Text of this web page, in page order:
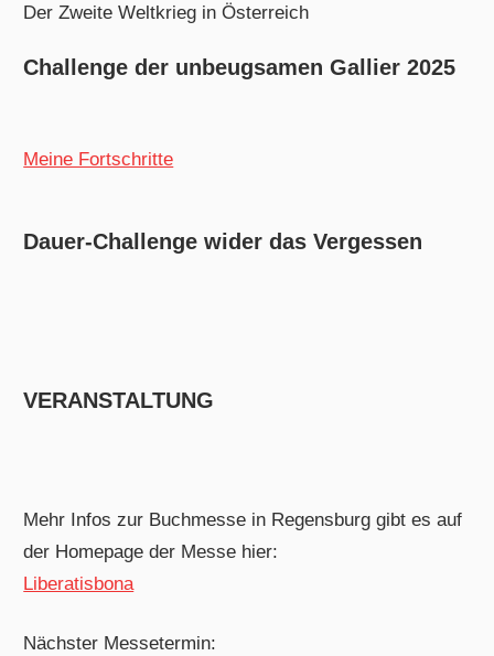
Der Zweite Weltkrieg in Österreich
Challenge der unbeugsamen Gallier 2025
Meine Fortschritte
Dauer-Challenge wider das Vergessen
VERANSTALTUNG
Mehr Infos zur Buchmesse in Regensburg gibt es auf
der Homepage der Messe hier:
Liberatisbona
Nächster Messetermin: